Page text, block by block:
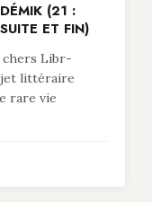
(21 :
ET FIN)
chers Libr-
littéraire
rare vie